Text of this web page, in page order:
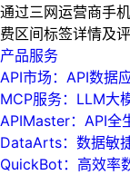
通过三网运营商手
费区间标签详情及评
产品服务
API市场：API数据
MCP服务：LLM大
APIMaster：API全
DataArts：数据敏
QuickBot：高效率